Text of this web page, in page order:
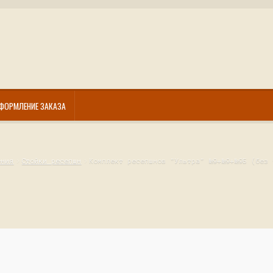
ЗАКАЗА
Стойки ресепшн Комплект ресепшнов "Ультра" №9+№9+№9Б